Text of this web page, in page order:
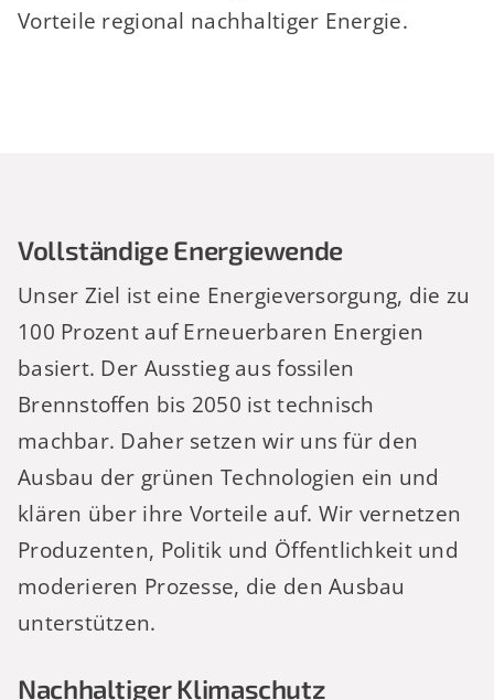
Vorteile regional nachhaltiger Energie.
Vollständige Energiewende
Unser Ziel ist eine Energieversorgung, die zu
100 Prozent auf Erneuerbaren Energien
basiert. Der Ausstieg aus fossilen
Brennstoffen bis 2050 ist technisch
machbar. Daher setzen wir uns für den
Ausbau der grünen Technologien ein und
klären über ihre Vorteile auf. Wir vernetzen
Produzenten, Politik und Öffentlichkeit und
moderieren Prozesse, die den Ausbau
unterstützen.
Nachhaltiger Klimaschutz